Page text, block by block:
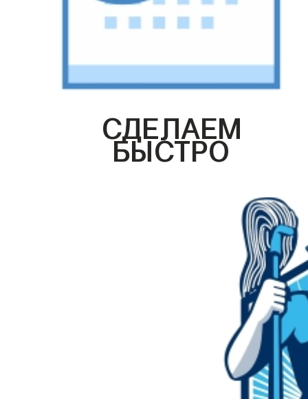
СДЕЛАЕМ
БЫСТРО